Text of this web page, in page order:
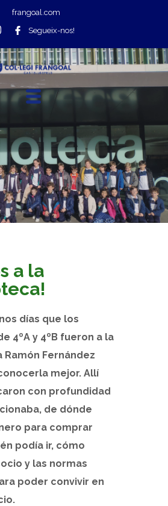
frangoal.com
Segueix-nos!
a la
días que los
4ºA y 4ºB fueron a la
Ramón Fernández
mejor. Allí
con profundidad
de dónde
para comprar
podía ir, cómo
y las normas
poder convivir en